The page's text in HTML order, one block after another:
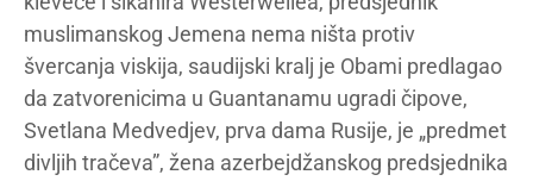
muslimanskog Jemena nema ništa protiv
švercanja viskija, saudijski kralj je Obami predlagao
da zatvorenicima u Guantanamu ugradi čipove,
Svetlana Medvedjev, prva dama Rusije, je „predmet
divljih tračeva”, žena azerbejdžanskog predsjednika